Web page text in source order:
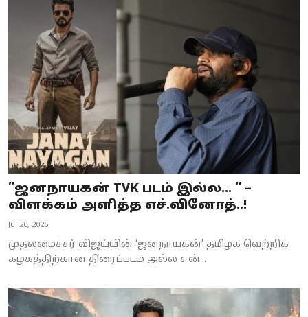
”ஜனநாயகன் TVK படம் இல்ல… “ –
விளக்கம் அளித்த எச்.வினோத்..!
Jul 20, 2026
முதலமைச்சர் விஜய்யின் ‘ஜனநாயகன்’ தமிழக வெற்றிக்
கழகத்திற்கான திரைப்படம் அல்ல என்...